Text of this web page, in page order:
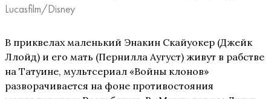
Lucasfilm/Disney
В приквелах маленький Энакин Скайуокер (Джейк
Ллойд) и его мать (Пернилла Аугуст) живут в рабстве
на Татуине, мультсериал «Войны клонов»
разворачивается на фоне противостояния